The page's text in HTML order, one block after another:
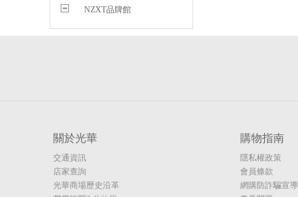
NZXT品牌館
關於光華
交通資訊
店家查詢
光華商場歷史沿革
購物指南
隱私權政策
會員條款
網購防詐騙宣導